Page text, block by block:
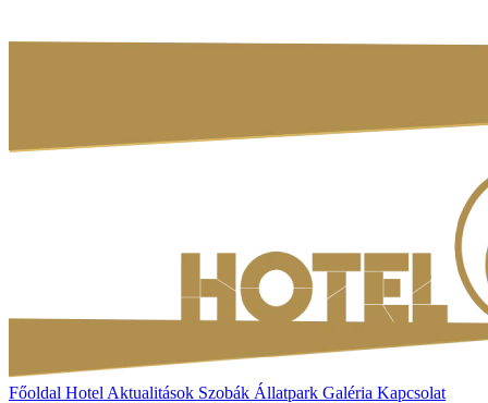
Főoldal Hotel Aktualitások Szobák Állatpark Galéria Kapcsolat